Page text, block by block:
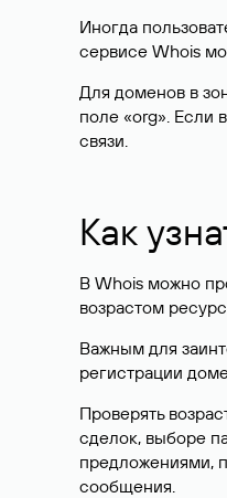
Иногда
сервисе Whois
Для доменов в
поле «org». Если
связи.
Как
В Whois можно
возрастом
Важным для
регистрации
Проверять
сделок, выборе
предложениями,
сообщения.